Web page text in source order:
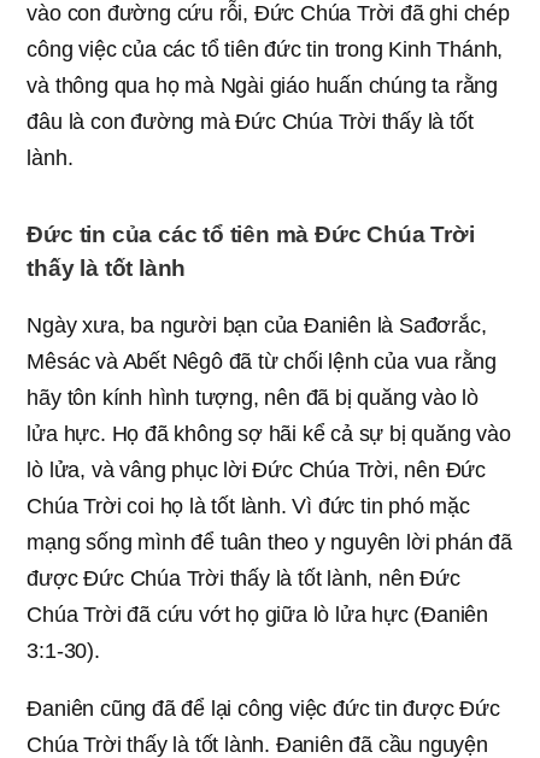
vào con đường cứu rỗi, Đức Chúa Trời đã ghi chép
công việc của các tổ tiên đức tin trong Kinh Thánh,
và thông qua họ mà Ngài giáo huấn chúng ta rằng
đâu là con đường mà Đức Chúa Trời thấy là tốt
lành.
Đức tin của các tổ tiên mà Đức Chúa Trời
thấy là tốt lành
Ngày xưa, ba người bạn của Đaniên là Sađơrắc,
Mêsác và Abết Nêgô đã từ chối lệnh của vua rằng
hãy tôn kính hình tượng, nên đã bị quăng vào lò
lửa hực. Họ đã không sợ hãi kể cả sự bị quăng vào
lò lửa, và vâng phục lời Đức Chúa Trời, nên Đức
Chúa Trời coi họ là tốt lành. Vì đức tin phó mặc
mạng sống mình để tuân theo y nguyên lời phán đã
được Đức Chúa Trời thấy là tốt lành, nên Đức
Chúa Trời đã cứu vớt họ giữa lò lửa hực (Đaniên
3:1-30).
Đaniên cũng đã để lại công việc đức tin được Đức
Chúa Trời thấy là tốt lành. Đaniên đã cầu nguyện